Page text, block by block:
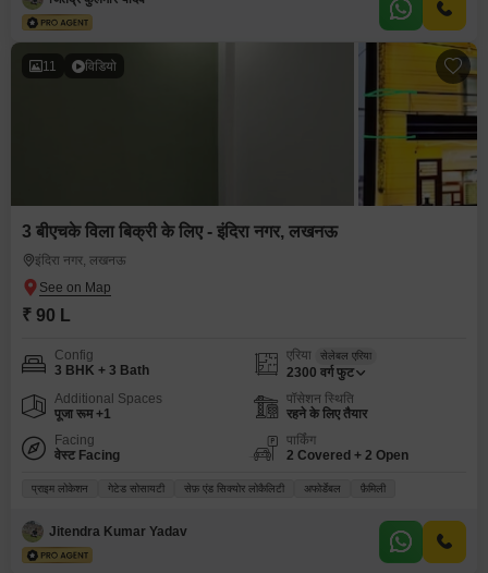
11 विडियो
3 बीएचके विला बिक्री के लिए - इंदिरा नगर, लखनऊ
इंदिरा नगर, लखनऊ
₹ 90 L
Config
3 BHK + 3 Bath
एरिया सेलेबल एरिया
2300 वर्ग फुट
Additional Spaces
पूजा रूम +1
पॉसेशन स्थिति
रहने के लिए तैयार
Facing
वेस्ट Facing
पार्किंग
2 Covered + 2 Open
प्राइम लोकेशन गेटेड सोसायटी सेफ़ एंड सिक्योर लोकैलिटी अफोर्डेबल फ़ैमिली
Jitendra Kumar Yadav